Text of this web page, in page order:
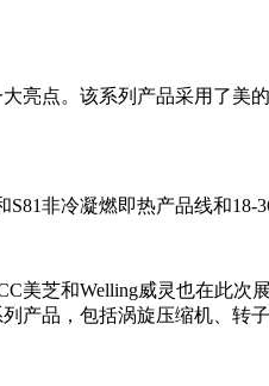
亮点。该系列产品采用了
非冷凝燃即热产品线和
美芝和Welling威灵也在此
产品，包括涡旋压缩机、转